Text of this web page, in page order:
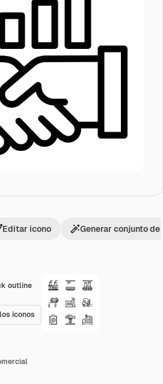
outline
iconos
Editar icono Generar conjunto de